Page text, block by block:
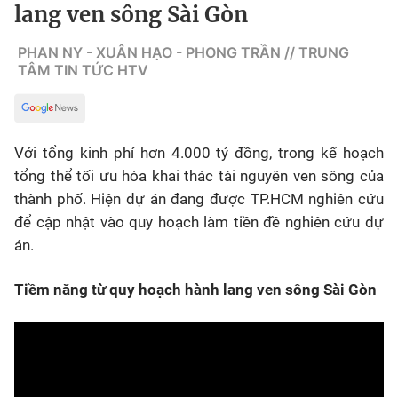
lang ven sông Sài Gòn
PHAN NY - XUÂN HẠO - PHONG TRẦN // TRUNG
TÂM TIN TỨC HTV
Với tổng kinh phí hơn 4.000 tỷ đồng, trong kế hoạch
tổng thể tối ưu hóa khai thác tài nguyên ven sông của
thành phố. Hiện dự án đang được TP.HCM nghiên cứu
để cập nhật vào quy hoạch làm tiền đề nghiên cứu dự
án.
Tiềm năng từ quy hoạch hành lang ven sông Sài Gòn